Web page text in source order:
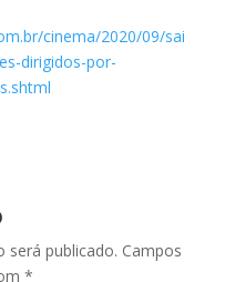
cinema/2020/09/sai
dirigidos-por-
será publicado. Campos
*